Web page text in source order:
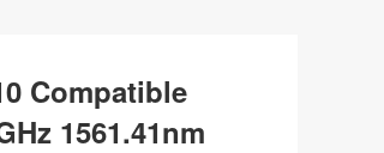
Compatible
1561.41nm